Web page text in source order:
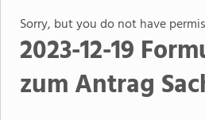
Sorry, but you do not have
2023-12-19
zum Antrag